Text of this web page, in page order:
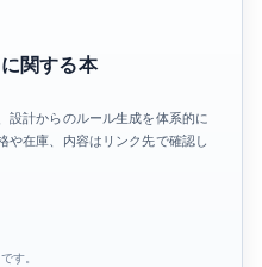
関する本
設計からのルール生成を体系的に
や在庫、内容はリンク先で確認し
す。